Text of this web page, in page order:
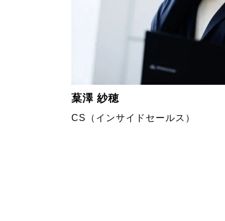
葈澤 紗穂
CS（インサイドセールス）